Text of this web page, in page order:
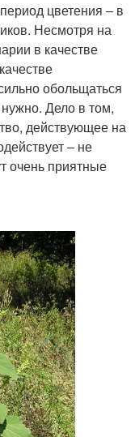
цветения – в
Несмотря на
в качестве
обольщаться
Дело в том,
действующее на
– не
очень приятные